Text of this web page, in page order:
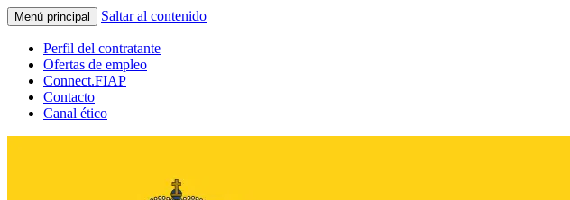
Menú principal Saltar al contenido
Perfil del contratante
Ofertas de empleo
Connect.FIAP
Contacto
Canal ético